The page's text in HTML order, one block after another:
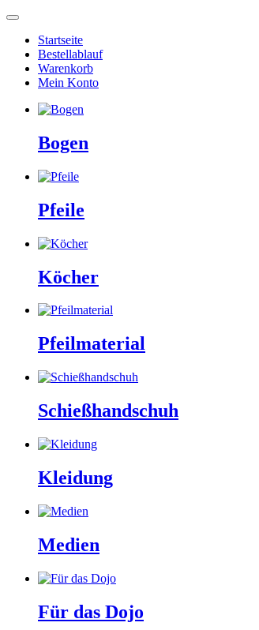
Startseite
Bestellablauf
Warenkorb
Mein Konto
Bogen
Pfeile
Köcher
Pfeilmaterial
Schießhandschuh
Kleidung
Medien
Für das Dojo